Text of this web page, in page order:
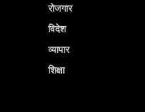
रोजगार
विदेश
व्यापार
शिक्षा